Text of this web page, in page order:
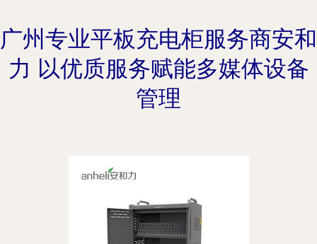
广州专业平板充电柜服务商安和
力 以优质服务赋能多媒体设备
管理